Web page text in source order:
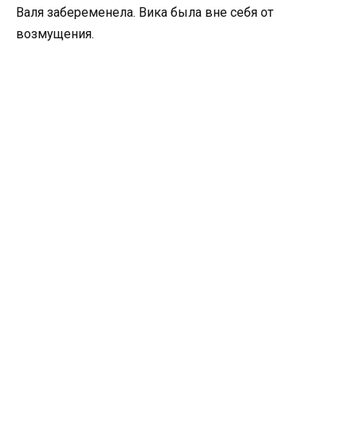
Валя забеременела. Вика была вне себя от
возмущения.